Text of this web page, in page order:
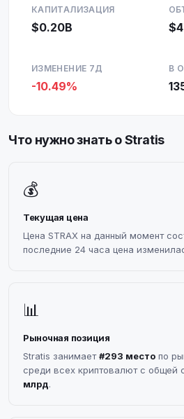
КАПИТАЛИЗАЦИЯ
$0.20B
ИЗМЕНЕНИЕ 7Д
-10.49%
В
Что нужно знать о Stratis
💰
Текущая цена
Цена STRAX на данный момент
последние 24 часа цена
📊
Рыночная позиция
Stratis занимает#293 место по
среди всех криптовалют с общей
млрд.